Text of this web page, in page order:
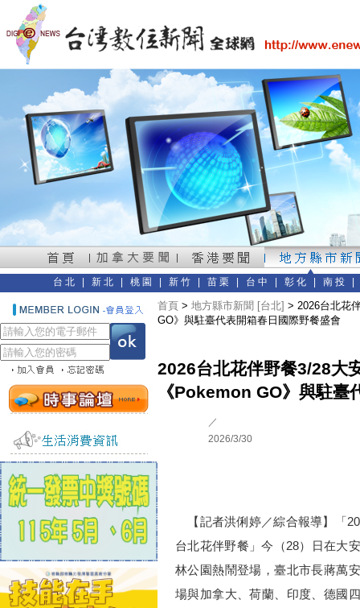
台北 新北 桃園 新竹 苗栗 台中 彰化 南投
首頁 > 地方縣市新聞 [台北] > 2026台北花
GO》與駐臺代表開箱春日國際野餐盛會
2026台北花伴野餐3/28大
《Pokemon GO》與駐臺
／
2026/3/30
【記者洪俐婷／綜合報導】「
台北花伴野餐」今（28）日在大
林公園熱鬧登場，臺北市長蔣萬
場與加拿大、荷蘭、印度、德國